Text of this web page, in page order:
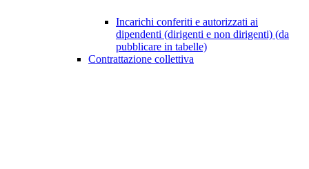
Incarichi conferiti e autorizzati ai
dipendenti (dirigenti e non dirigenti) (da
pubblicare in tabelle)
Contrattazione collettiva